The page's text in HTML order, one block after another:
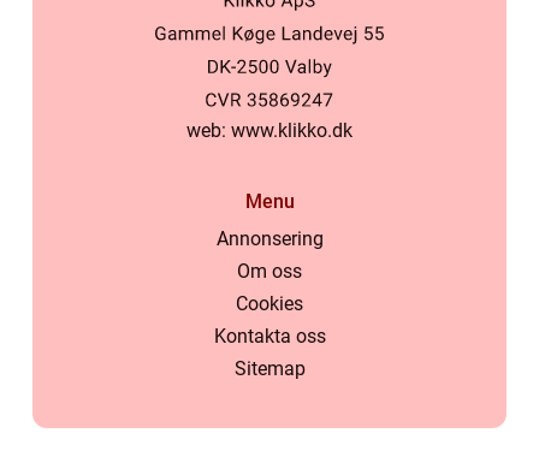
web: www.klikko.dk
Menu
Annonsering
Om oss
Cookies
Kontakta oss
Sitemap